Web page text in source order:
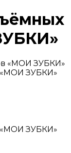
«МОИ ЗУБКИ»
«МОИ ЗУБКИ»